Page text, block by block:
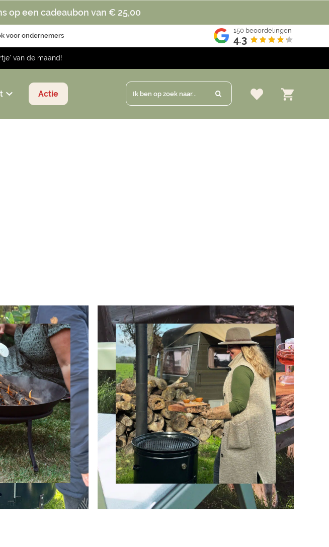
op een cadeaubon van € 25,00
voor ondernemers
150beoordelingen
4.3
van de maand!
Actie Ik ben op zoek naar...
@klantnaam